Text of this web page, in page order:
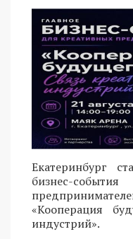
Екатеринбург
бизнес-
«Кооперация
индустрий».